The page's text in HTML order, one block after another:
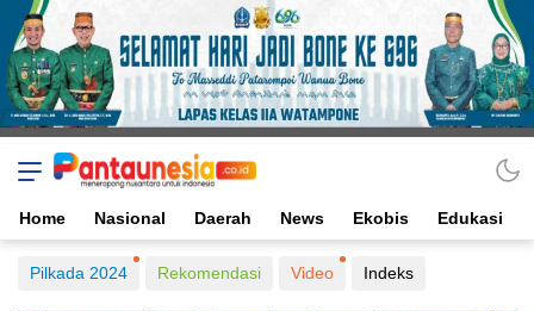
Home Nasional Daerah News Ekobis Edukasi
Pilkada 2024 Rekomendasi Video Indeks